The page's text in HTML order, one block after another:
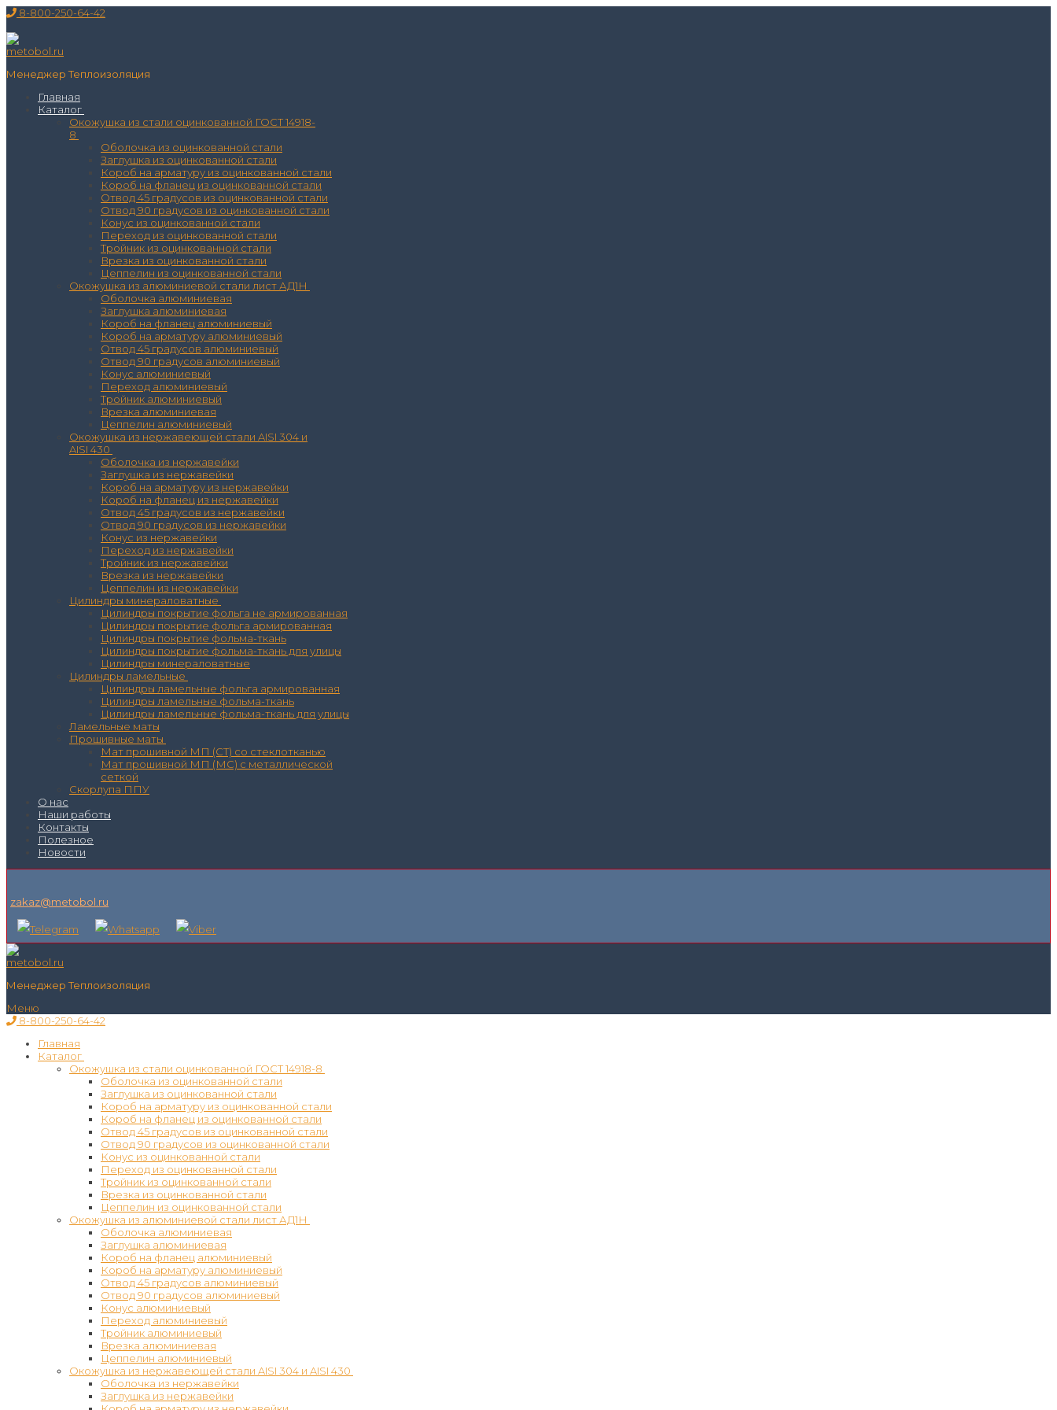
Перейти
содержимому
Меню
Закрыть
8-800-250-64-42
Менеджер Теплоизоляция
Главная
Каталог
Окожушка из стали оцинкованной ГОСТ 14918-
8
Оболочка из оцинкованной стали
Заглушка из оцинкованной стали
Короб на арматуру из оцинкованной стали
Короб на фланец из оцинкованной стали
Отвод 45 градусов из оцинкованной стали
Отвод 90 градусов из оцинкованной стали
Конус из оцинкованной стали
Переход из оцинкованной стали
Тройник из оцинкованной стали
Врезка из оцинкованной стали
Цеппелин из оцинкованной стали
Окожушка из алюминиевой стали лист АД1Н
Оболочка алюминиевая
Заглушка алюминиевая
Короб на фланец алюминиевый
Короб на арматуру алюминиевый
Отвод 45 градусов алюминиевый
Отвод 90 градусов алюминиевый
Конус алюминиевый
Переход алюминиевый
Тройник алюминиевый
Врезка алюминиевая
Цеппелин алюминиевый
Окожушка из нержавеющей стали AISI 304 и
AISI 430
Оболочка из нержавейки
Заглушка из нержавейки
Короб на арматуру из нержавейки
Короб на фланец из нержавейки
Отвод 45 градусов из нержавейки
Отвод 90 градусов из нержавейки
Конус из нержавейки
Переход из нержавейки
Тройник из нержавейки
Врезка из нержавейки
Цеппелин из нержавейки
Цилиндры минераловатные
Цилиндры покрытие фольга не армированная
Цилиндры покрытие фольга армированная
Цилиндры покрытие фольма-ткань
Цилиндры покрытие фольма-ткань для улицы
Цилиндры минераловатные
Цилиндры ламельные
Цилиндры ламельные фольга армированная
Цилиндры ламельные фольма-ткань
Цилиндры ламельные фольма-ткань для улицы
Ламельные маты
Прошивные маты
Мат прошивной МП (СТ) со стеклотканью
Мат прошивной МП (МС) с металлической
сеткой
Скорлупа ППУ
О нас
Наши работы
Контакты
Полезное
Новости
zakaz@metobol.ru
Менеджер Теплоизоляция
Меню
8-800-250-64-42
Главная
Каталог
Окожушка из стали оцинкованной ГОСТ 14918-8
Оболочка из оцинкованной стали
Заглушка из оцинкованной стали
Короб на арматуру из оцинкованной стали
Короб на фланец из оцинкованной стали
Отвод 45 градусов из оцинкованной стали
Отвод 90 градусов из оцинкованной стали
Конус из оцинкованной стали
Переход из оцинкованной стали
Тройник из оцинкованной стали
Врезка из оцинкованной стали
Цеппелин из оцинкованной стали
Окожушка из алюминиевой стали лист АД1Н
Оболочка алюминиевая
Заглушка алюминиевая
Короб на фланец алюминиевый
Короб на арматуру алюминиевый
Отвод 45 градусов алюминиевый
Отвод 90 градусов алюминиевый
Конус алюминиевый
Переход алюминиевый
Тройник алюминиевый
Врезка алюминиевая
Цеппелин алюминиевый
Окожушка из нержавеющей стали AISI 304 и AISI 430
Оболочка из нержавейки
Заглушка из нержавейки